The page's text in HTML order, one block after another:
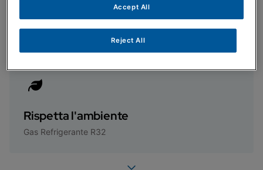
Dimensioni ridotte
Rispetta l'ambiente
Gas Refrigerante R32
Reject All
Accept All